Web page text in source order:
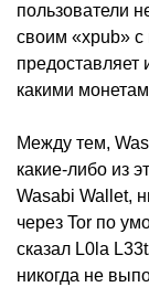
пользователи
своим «xpub» с
какими
Между тем,
какие-либо из
Wasabi Wallet,
через Tor по
сказал L0la
никогда не